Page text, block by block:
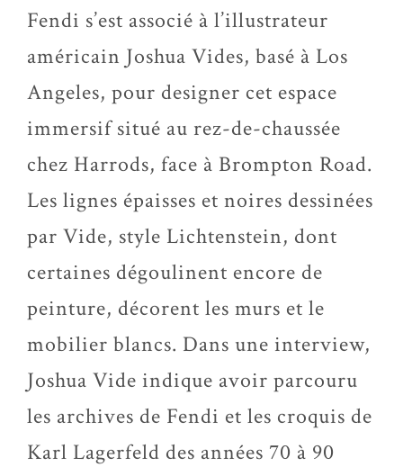
Fendi s’est associé à l’illustrateur
américain Joshua Vides, basé à Los
Angeles, pour designer cet espace
immersif situé au rez-de-chaussée
chez Harrods, face à Brompton Road.
Les lignes épaisses et noires dessinées
par Vide, style Lichtenstein, dont
certaines dégoulinent encore de
peinture, décorent les murs et le
mobilier blancs. Dans une interview,
Joshua Vide indique avoir parcouru
les archives de Fendi et les croquis de
Karl Lagerfeld des années 70 à 90